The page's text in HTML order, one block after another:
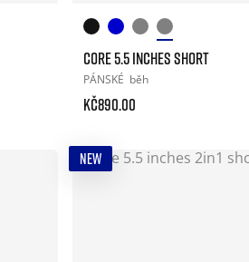
CORE 5.5 INCHES SHORT
PÁNSKÉ běh
Kč890.00
NEW